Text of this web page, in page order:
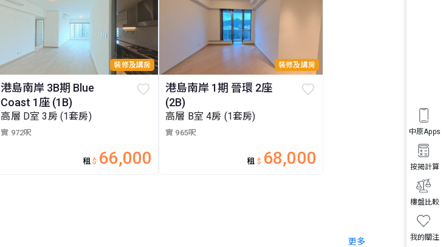
我的關注
樓盤比較
按揭計算
中原Apps
裝修及講房
港島南岸 3B期 Blue
Coast 1座 (1B)
高層 D室 3房 (1套房)
實 972呎
租 $ 66,000
裝修及講房
港島南岸 1期 晉環 2座
(2B)
高層 B室 4房 (1套房)
實 965呎
租 $ 68,000
更多